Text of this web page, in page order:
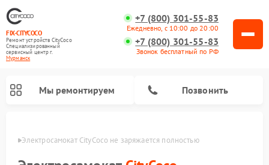
FIX-CITYCOCO
Ремонт устройств CityCoco
Специализированный
cервисный центр г.
Мурманск
+7 (800) 301-55-83
Ежедневно, с 10:00 до 20:00
+7 (800) 301-55-83
Звонок бесплатный по РФ
Мы ремонтируем Позвонить
Электросамокат CityCoco не заряжается полностью